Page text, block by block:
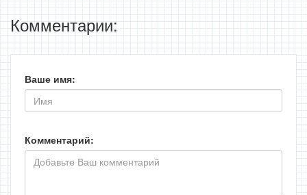
Комментарии:
Ваше имя:
Комментарий: